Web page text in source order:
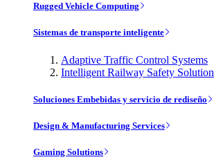
Rugged Vehicle Computing
Sistemas de transporte inteligente
Adaptive Traffic Control Systems
Intelligent Railway Safety Solution
Soluciones Embebidas y servicio de rediseño
Design & Manufacturing Services
Gaming Solutions